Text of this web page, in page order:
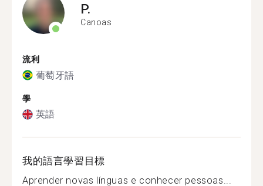
P.
Canoas
流利
葡萄牙語
學
英語
我的語言學習目標
Aprender novas línguas e conhecer pessoas...